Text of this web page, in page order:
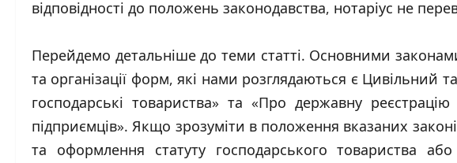
відповідності до положень законодавства, нотаріус не
Перейдемо детальніше до теми статті. Основними
та організації форм, які нами розглядаються є Цивільний
господарські товариства» та «Про державну
підприємців». Якщо зрозуміти в положення вказаних
та оформлення статуту господарського товариства